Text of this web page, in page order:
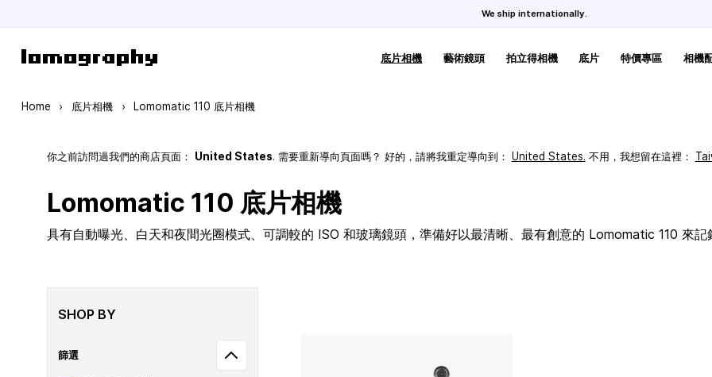
We ship internationally.
底片相機 藝術鏡頭 拍立得相機 底片 特價專區 相機
Home › 底片相機 › Lomomatic 110 底片相機
你之前訪問過我們的商店頁面： United States. 需要重新導向頁面嗎？ 好的，請將我重定導向到： United States. 不用，我想留在這裡：
Lomomatic 110 底片相機
具有自動曝光、白天和夜間光圈模式、可調較的 ISO 和玻璃鏡頭，準備好以最清晰、最有創意的 Lomomatic 110 來記
SHOP BY
篩選